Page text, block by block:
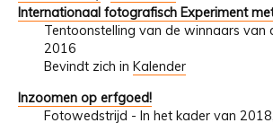
Internationaal fotografisch Experiment
Tentoonstelling van de winnaars van
2016
Bevindt zich in Kalender
Inzoomen op erfgoed!
Fotowedstrijd - In het kader van